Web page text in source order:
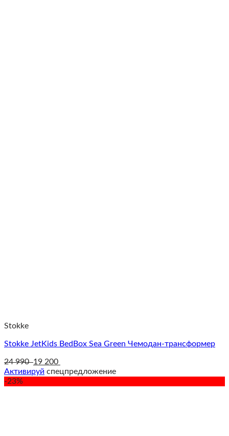
Stokke
Stokke JetKids BedBox Sea Green Чемодан-трансформер
24 990 19 200
Активируй спецпредложение
-23%